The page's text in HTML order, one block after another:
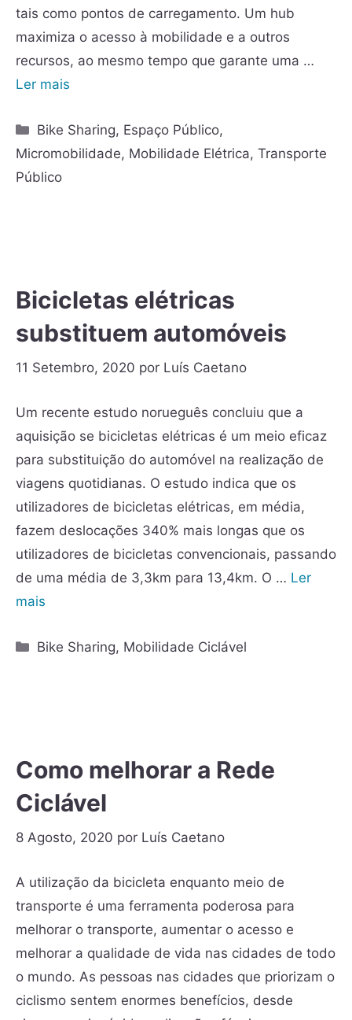
tais como pontos de carregamento. Um hub
maximiza o acesso à mobilidade e a outros
recursos, ao mesmo tempo que garante uma …
Ler mais
Bike Sharing, Espaço Público,
Micromobilidade, Mobilidade Elétrica, Transporte
Público
Bicicletas elétricas
substituem automóveis
11 Setembro, 2020 por Luís Caetano
Um recente estudo norueguês concluiu que a
aquisição se bicicletas elétricas é um meio eficaz
para substituição do automóvel na realização de
viagens quotidianas. O estudo indica que os
utilizadores de bicicletas elétricas, em média,
fazem deslocações 340% mais longas que os
utilizadores de bicicletas convencionais, passando
de uma média de 3,3km para 13,4km. O … Ler
mais
Bike Sharing, Mobilidade Ciclável
Como melhorar a Rede
Ciclável
8 Agosto, 2020 por Luís Caetano
A utilização da bicicleta enquanto meio de
transporte é uma ferramenta poderosa para
melhorar o transporte, aumentar o acesso e
melhorar a qualidade de vida nas cidades de todo
o mundo. As pessoas nas cidades que priorizam o
ciclismo sentem enormes benefícios, desde